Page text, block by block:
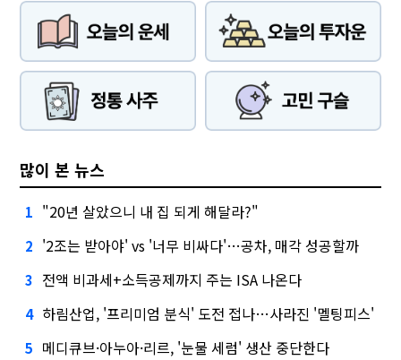
많이 본 뉴스
1 "20년 살았으니 내 집 되게 해달라?"
2 '2조는 받아야' vs '너무 비싸다'…공차, 매각 성공할까
3 전액 비과세+소득공제까지 주는 ISA 나온다
4 하림산업, '프리미엄 분식' 도전 접나…사라진 '멜팅피스'
5 메디큐브·아누아·리르, '눈물 세럼' 생산 중단한다